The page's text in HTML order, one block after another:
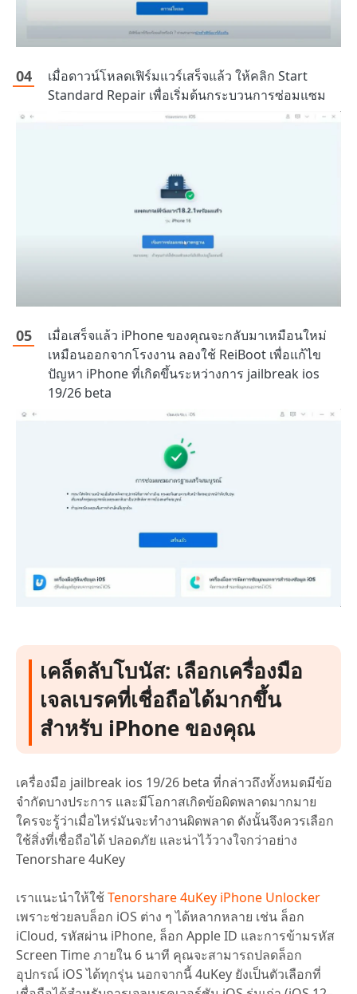
เมื่อดาวน์โหลดเฟิร์มแวร์เสร็จแล้ว ให้คลิก Start
Standard Repair เพื่อเริ่มต้นกระบวนการซ่อมแซม
เมื่อเสร็จแล้ว iPhone ของคุณจะกลับมาเหมือนใหม่
เหมือนออกจากโรงงาน ลองใช้ ReiBoot เพื่อแก้ไข
ปัญหา iPhone ที่เกิดขึ้นระหว่างการ jailbreak ios
19/26 beta
เคล็ดลับโบนัส: เลือกเครื่องมือ
เจลเบรคที่เชื่อถือได้มากขึ้น
สำหรับ iPhone ของคุณ
เครื่องมือ jailbreak ios 19/26 beta ที่กล่าวถึงทั้งหมดมีข้อ
จำกัดบางประการ และมีโอกาสเกิดข้อผิดพลาดมากมาย
ใครจะรู้ว่าเมื่อไหร่มันจะทำงานผิดพลาด ดังนั้นจึงควรเลือก
ใช้สิ่งที่เชื่อถือได้ ปลอดภัย และน่าไว้วางใจกว่าอย่าง
Tenorshare 4uKey
เราแนะนำให้ใช้Tenorshare 4uKey iPhone Unlocker
เพราะช่วยลบล็อก iOS ต่าง ๆ ได้หลากหลาย เช่น ล็อก
iCloud, รหัสผ่าน iPhone, ล็อก Apple ID และการข้ามรหัส
Screen Time ภายใน 6 นาที คุณจะสามารถปลดล็อก
อุปกรณ์ iOS ได้ทุกรุ่น นอกจากนี้ 4uKey ยังเป็นตัวเลือกที่